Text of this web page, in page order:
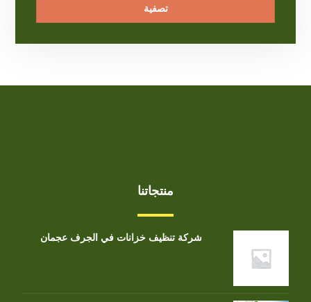
تصفية
منتجاتنا
شركة تنظيف خزانات في الجرف عجمان